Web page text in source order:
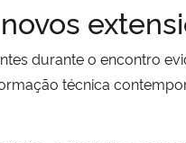
durante o encontro
técnica